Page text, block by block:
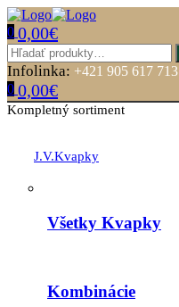
0 0,00€
Menu
Hľadať:
Infolinka: +421 905 617 713
0 0,00€
Kompletný sortiment
J.V.Kvapky
Všetky Kvapky
Kombinácie